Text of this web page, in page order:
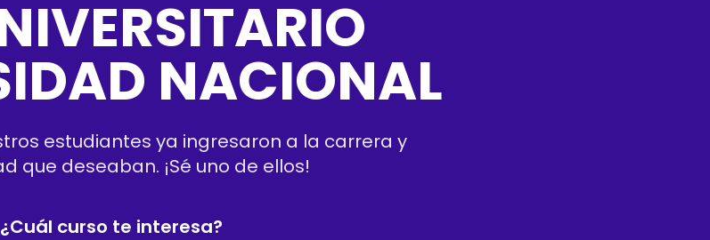
NACIONAL
estudiantes ya ingresaron a la carrera y
que deseaban. ¡Sé uno de ellos!
¿Cuál curso te interesa?